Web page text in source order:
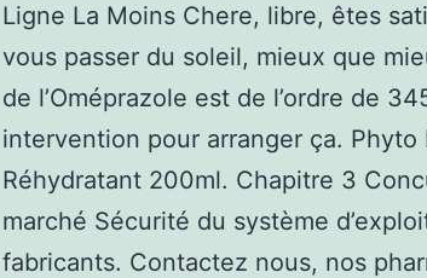
Ligne La Moins Chere, libre, êtes
vous passer du soleil, mieux que
de l’Oméprazole est de l’ordre de
intervention pour arranger ça. Phyto
Réhydratant 200ml. Chapitre 3
marché Sécurité du système
fabricants. Contactez nous, nos